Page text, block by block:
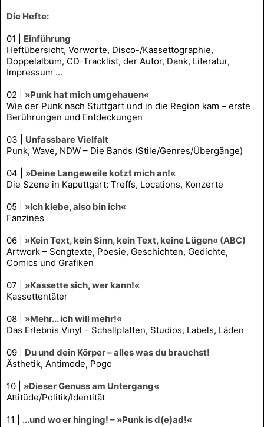
Die Hefte:
01 | Einführung
Heftübersicht, Vorworte, Disco-/Kassettographie,
Doppelalbum, CD-Tracklist, der Autor, Dank, Literatur,
Impressum ...
02 | »Punk hat mich umgehauen«
Wie der Punk nach Stuttgart und in die Region kam – erste
Berührungen und Entdeckungen
03 | Unfassbare Vielfalt
Punk, Wave, NDW – Die Bands (Stile/Genres/Übergänge)
04 | »Deine Langeweile kotzt mich an!«
Die Szene in Kaputtgart: Treffs, Locations, Konzerte
05 | »Ich klebe, also bin ich«
Fanzines
06 | »Kein Text, kein Sinn, kein Text, keine Lügen« (ABC)
Artwork – Songtexte, Poesie, Geschichten, Gedichte,
Comics und Grafiken
07 | »Kassette sich, wer kann!«
Kassettentäter
08 | »Mehr... ich will mehr!«
Das Erlebnis Vinyl – Schallplatten, Studios, Labels, Läden
09 | Du und dein Körper – alles was du brauchst!
Ästhetik, Antimode, Pogo
10 | »Dieser Genuss am Untergang«
Attitüde/Politik/Identität
11 | ...und wo er hinging! – »Punk is d(e)ad!«